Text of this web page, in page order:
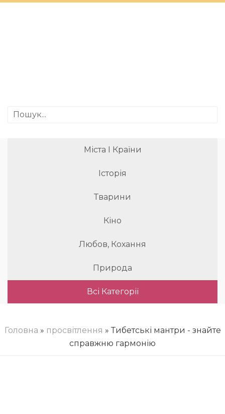
Міста І Країни
Історія
Тварини
Кіно
Любов, Кохання
Природа
Всі Категорії
Головна » просвітлення » Тибетські мантри - знайте
справжню гармонію